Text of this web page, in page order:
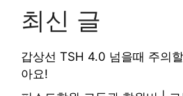
최신 글
갑상선 TSH 4.0 넘을때 주의
아요!